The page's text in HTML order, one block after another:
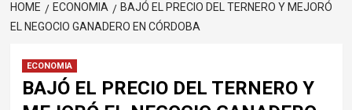
HOME ECONOMIA
BAJÓ EL PRECIO DEL TERNERO Y MEJORÓ
EL NEGOCIO GANADERO EN CÓRDOBA
ECONOMIA
BAJÓ EL PRECIO DEL TERNERO Y